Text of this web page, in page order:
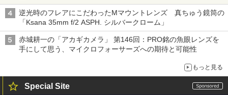
逆光時のフレアにこだわったMマウントレンズ 真ちゅう鏡筒の
「Ksana 35mm f/2 ASPH. シルバークローム」
赤城耕一の「アカギカメラ」 第146回：PRO銘の魚眼レンズを
手にして思う、マイクロフォーサーズへの期待と可能性
もっと見る
Special Site